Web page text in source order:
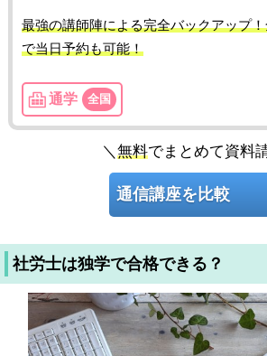
最強の講師陣による完全バックアップ
で当日予約も可能！
通学 全国
＼無料でまとめて資料
通信講座を比較
社労士は独学で合格できる？